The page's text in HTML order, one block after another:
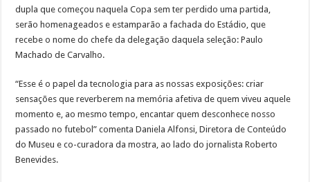
dupla que começou naquela Copa sem ter perdido uma partida,
serão homenageados e estamparão a fachada do Estádio, que
recebe o nome do chefe da delegação daquela seleção: Paulo
Machado de Carvalho.
“Esse é o papel da tecnologia para as nossas exposições: criar
sensações que reverberem na memória afetiva de quem viveu aquele
momento e, ao mesmo tempo, encantar quem desconhece nosso
passado no futebol” comenta Daniela Alfonsi, Diretora de Conteúdo
do Museu e co-curadora da mostra, ao lado do jornalista Roberto
Benevides.